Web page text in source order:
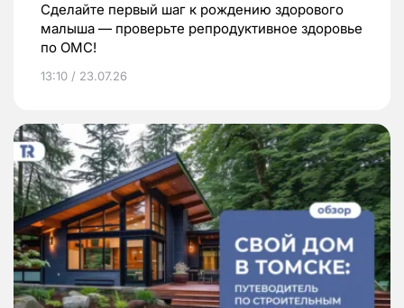
Сделайте первый шаг к рождению здорового
малыша — проверьте репродуктивное здоровье
по ОМС!
13:10 / 23.07.26